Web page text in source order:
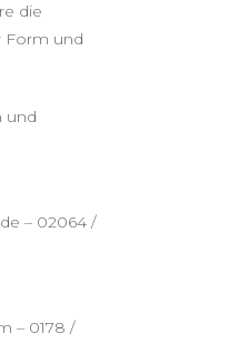
die
Form und
und
– 02064 /
– 0178 /